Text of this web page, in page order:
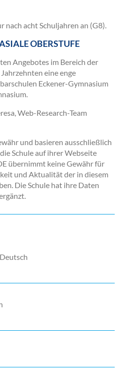
nach acht Schuljahren an (G8).
OBERSTUFE
Angebotes im Bereich der
eine enge
Eckener-Gymnasium
Web-Research-Team
und basieren ausschließlich
Schule auf ihrer Webseite
übernimmt keine Gewähr für
und Aktualität der in diesem
Die Schule hat ihre Daten